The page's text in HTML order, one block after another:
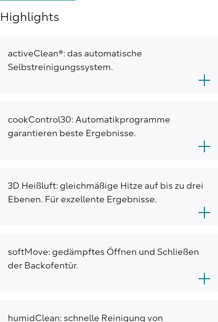
Highlights
activeClean®: das automatische
Selbstreinigungssystem.
cookControl30: Automatikprogramme
garantieren beste Ergebnisse.
3D Heißluft: gleichmäßige Hitze auf bis zu drei
Ebenen. Für exzellente Ergebnisse.
softMove: gedämpftes Öffnen und Schließen
der Backofentür.
humidClean: schnelle Reinigung von